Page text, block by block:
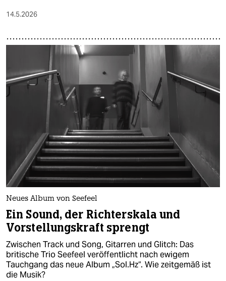
14.5.2026
Neues Album von Seefeel
Ein Sound, der Richterskala und
Vorstellungskraft sprengt
Zwischen Track und Song, Gitarren und Glitch: Das
britische Trio Seefeel veröffentlicht nach ewigem
Tauchgang das neue Album „Sol.Hz“. Wie zeitgemäß ist
die Musik?